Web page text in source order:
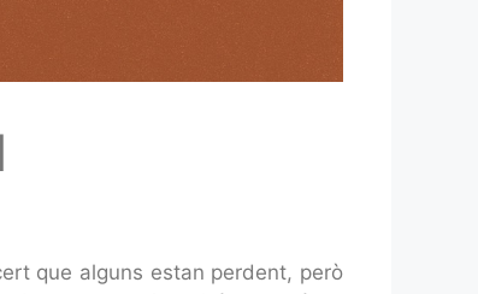
que alguns estan perdent, però